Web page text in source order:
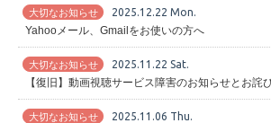
大切なお知らせ 2025.12.22 Mon.
Yahooメール、Gmailをお使いの方へ
大切なお知らせ 2025.11.22 Sat.
【復旧】動画視聴サービス障害のお知らせとお詫
大切なお知らせ 2025.11.06 Thu.